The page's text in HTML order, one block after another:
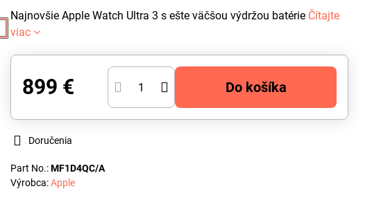
Najnovšie Apple Watch Ultra 3 s ešte väčšou výdržou batérie Čítajte
viac
899 € Do košíka
Doručenia
Part No.:MF1D4QC/A
Výrobca:Apple